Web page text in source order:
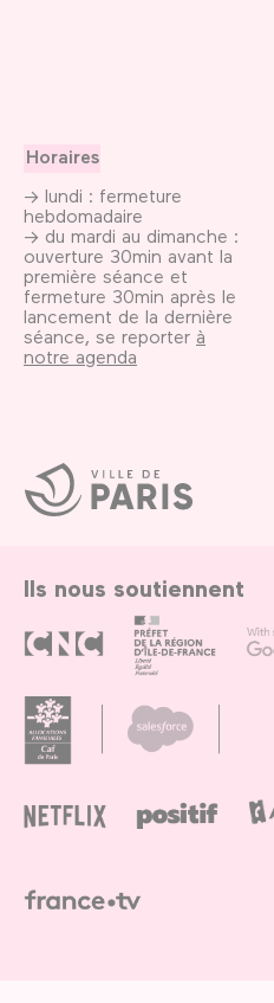
Ville
de
Paris
Horaires
→ lundi : fermeture
hebdomadaire
→ du mardi au dimanche :
ouverture 30min avant la
première séance et
fermeture 30min après le
lancement de la dernière
séance, se reporter à
notre agenda
Ils nous soutiennent